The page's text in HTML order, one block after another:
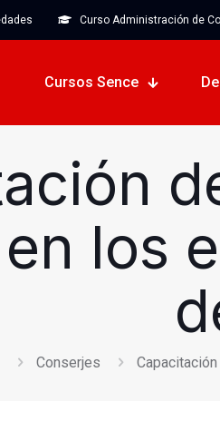
Curso Administración de
Cursos Sence
los
Conserjes